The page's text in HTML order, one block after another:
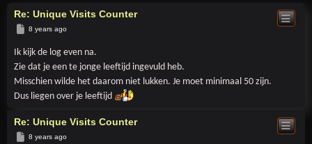
Re: Unique Visits Counter
Post
8 years ago
Ik kijk de log even na.
Zie dat je een te jonge leeftijd ingevuld heb.
Misschien wilde het daarom niet lukken. Je moet minimaal 50 zijn.
Dus liegen over je leeftijd
Re: Unique Visits Counter
Post
8 years ago